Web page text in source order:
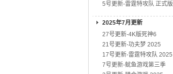
5号更新-雷霆特攻队 正式版
2025年7月更新
27号更新-4K版死神6
21号更新-功夫梦 2025
17号更新-雷霆特攻队 2025
7号更新-鱿鱼游戏第三季